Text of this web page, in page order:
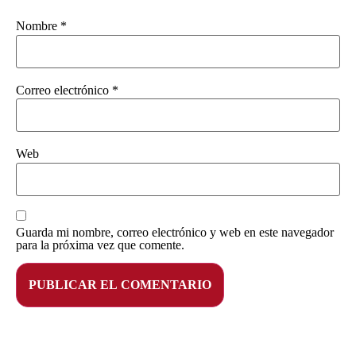
Nombre *
Correo electrónico *
Web
Guarda mi nombre, correo electrónico y web en este navegador
para la próxima vez que comente.